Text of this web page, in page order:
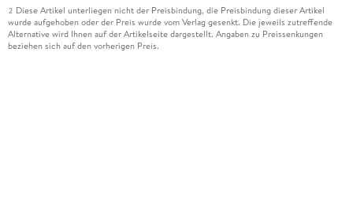
2 Diese Artikel unterliegen nicht der Preisbindung, die Preisbindung dieser Artikel
wurde aufgehoben oder der Preis wurde vom Verlag gesenkt. Die jeweils zutreffende
Alternative wird Ihnen auf der Artikelseite dargestellt. Angaben zu Preissenkungen
beziehen sich auf den vorherigen Preis.